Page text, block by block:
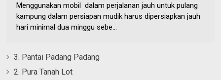
Menggunakan mobil dalam perjalanan jauh untuk pulang
kampung dalam persiapan mudik harus dipersiapkan jauh
hari minimal dua minggu sebe...
3. Pantai Padang Padang
2. Pura Tanah Lot